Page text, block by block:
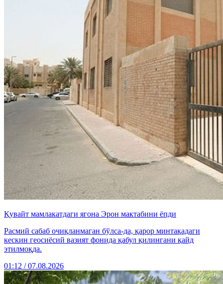
Қувайт мамлакатдаги ягона Эрон мактабини ёпди
Расмий сабаб очиқланмаган бўлса-да, қарор минтақадаги
кескин геосиёсий вазият фонида қабул қилингани қайд
этилмоқда.
01:12 / 07.08.2026